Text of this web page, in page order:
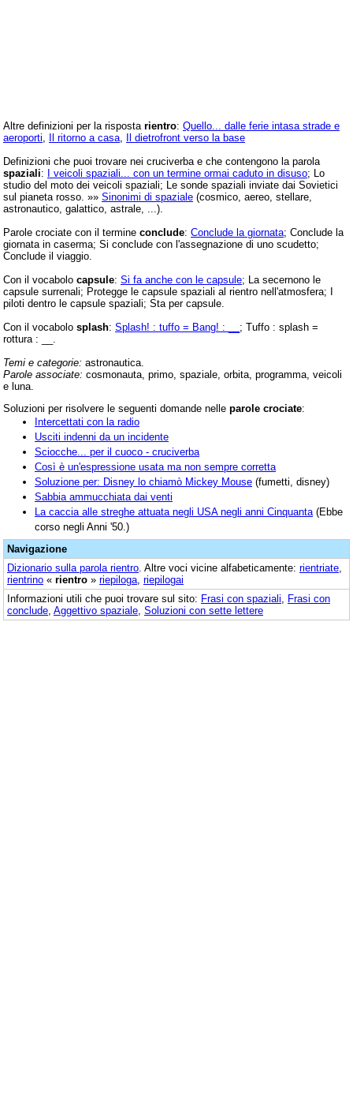
Altre definizioni per la risposta rientro: Quello... dalle ferie intasa strade e
aeroporti
Il ritorno a casa Il dietrofront verso la base
Definizioni che puoi trovare nei cruciverba e che contengono la parola
spaziali: I veicoli spaziali... con un termine ormai caduto in disuso; Lo
studio del moto dei veicoli spaziali; Le sonde spaziali inviate dai Sovietici
sul pianeta rosso. »» Sinonimi di spaziale (cosmico, aereo, stellare,
astronautico, galattico, astrale, ...).
Parole crociate con il termine conclude: Conclude la giornata; Conclude la
giornata in caserma; Si conclude con l'assegnazione di uno scudetto;
Conclude il viaggio.
Con il vocabolo capsule: Si fa anche con le capsule; La secernono le
capsule surrenali; Protegge le capsule spaziali al rientro nell'atmosfera; I
piloti dentro le capsule spaziali; Sta per capsule.
Con il vocabolo splash: Splash! : tuffo = Bang! : __ ; Tuffo : splash =
rottura : __.
Temi e categorie: astronautica.
Parole associate: cosmonauta, primo, spaziale, orbita, programma, veicoli
e luna.
Soluzioni per risolvere le seguenti domande nelle parole crociate:
Intercettati con la radio
Usciti indenni da un incidente
Sciocche... per il cuoco - cruciverba
Così è un'espressione usata ma non sempre corretta
Soluzione per: Disney lo chiamò Mickey Mouse (fumetti, disney)
Sabbia ammucchiata dai venti
La caccia alle streghe attuata negli USA negli anni Cinquanta (Ebbe
corso negli Anni '50.)
Navigazione
Dizionario sulla parola rientro . Altre voci vicine alfabeticamente: rientriate
rientrino « rientro » riepiloga riepilogai
Informazioni utili che puoi trovare sul sito: Frasi con spaziali
Frasi con
conclude Aggettivo spaziale Soluzioni con sette lettere